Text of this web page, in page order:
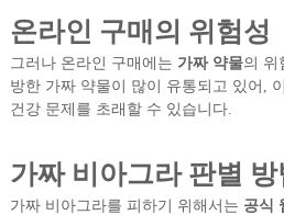
온라인 구매의 위험성
그러나 온라인 구매에는 가짜 약물의 위
방한 가짜 약물이 많이 유통되고 있어,
건강 문제를 초래할 수 있습니다.
가짜 비아그라 판별 방
가짜 비아그라를 피하기 위해서는 공식